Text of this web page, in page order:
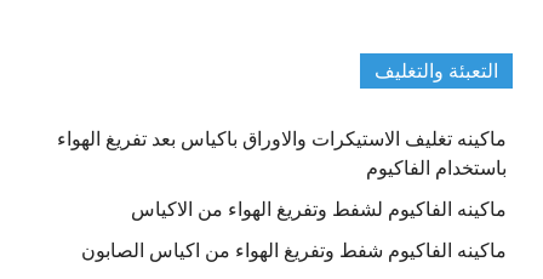
التعبئة والتغليف
ماكينه تغليف الاستيكرات والاوراق باكياس بعد تفريغ الهواء
باستخدام الفاكيوم
ماكينه الفاكيوم لشفط وتفريغ الهواء من الاكياس
ماكينه الفاكيوم شفط وتفريغ الهواء من اكياس الصابون